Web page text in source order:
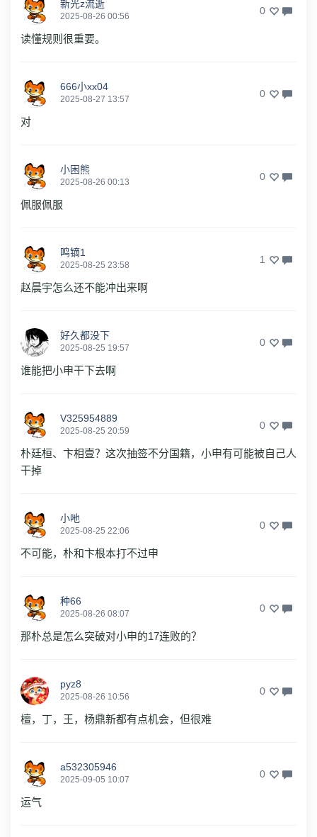
新光z流逝
2025-08-26 00:56 0
读懂规则很重要。
666小xx04
2025-08-27 13:57 0
对
小困熊
2025-08-26 00:13 0
佩服佩服
鸣镝1
2025-08-25 23:58 1
赵晨宇怎么还不能冲出来啊
好久都没下
2025-08-25 19:57 0
谁能把小申干下去啊
V325954889
2025-08-25 20:59 0
朴廷桓、卞相壹？这次抽签不分国籍，小申有可能被自己人
干掉
小吔
2025-08-25 22:06 0
不可能，朴和卞根本打不过申
种66
2025-08-26 08:07 0
那朴总是怎么突破对小申的17连败的？
pyz8
2025-08-26 10:56 0
檀，丁，王，杨鼎新都有点机会，但很难
a532305946
2025-09-05 10:07 0
运气